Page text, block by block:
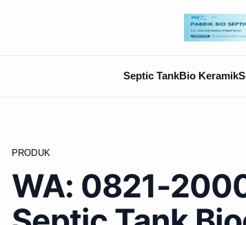
Septic TankBio Keramik
PRODUK
WA: 0821-